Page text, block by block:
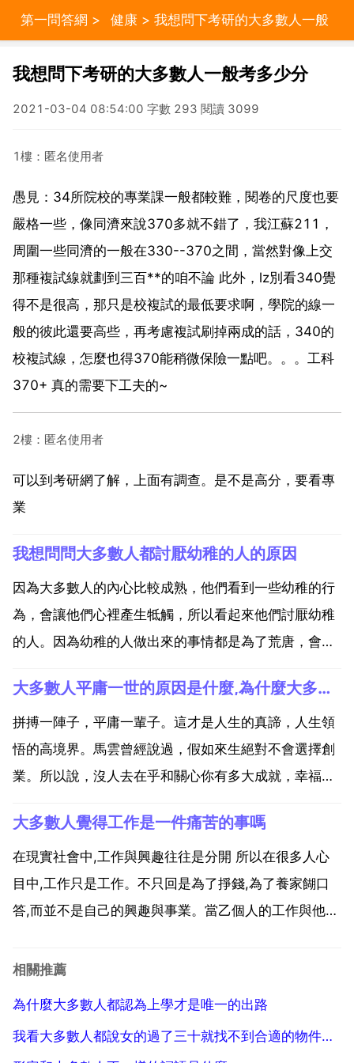
第一問答網 > 健康 > 我想問下考研的大多數人一般
考多少分
我想問下考研的大多數人一般考多少分
2021-03-04 08:54:00 字數 293 閱讀 3099
1樓：匿名使用者
愚見：34所院校的專業課一般都較難，閱卷的尺度也要
嚴格一些，像同濟來說370多就不錯了，我江蘇211，
周圍一些同濟的一般在330--370之間，當然對像上交
那種複試線就劃到三百**的咱不論 此外，lz別看340覺
得不是很高，那只是校複試的最低要求啊，學院的線一
般的彼此還要高些，再考慮複試刷掉兩成的話，340的
校複試線，怎麼也得370能稍微保險一點吧。。。工科
370+ 真的需要下工夫的~
2樓：匿名使用者
可以到考研網了解，上面有調查。是不是高分，要看專
業
我想問問大多數人都討厭幼稚的人的原因
因為大多數人的內心比較成熟，他們看到一些幼稚的行
為，會讓他們心裡產生牴觸，所以看起來他們討厭幼稚
的人。因為幼稚的人做出來的事情都是為了荒唐，會讓
人。因為現在的人都非常的成熟，她們會感覺幼稚的人
是小孩子，所以大多數的人都會非常討厭幼稚的人。因
為幼稚的人，...
大多數人平庸一世的原因是什麼,為什麼大多數人的一生是平凡的？
拼搏一陣子，平庸一輩子。這才是人生的真諦，人生領
悟的高境界。馬雲曾經說過，假如來生絕對不會選擇創
業。所以說，沒人去在乎和關心你有多大成就，幸福快
通最好，因為平庸才是最大的幸福。為什麼大多數人的
一生是平凡的？為什麼大多數bai人的一生du 是平凡
的？答 ...
大多數人覺得工作是一件痛苦的事嗎
在現實社會中,工作與興趣往往是分開 所以在很多人心
目中,工作只是工作。不只回是為了掙錢,為了養家餬口
答,而並不是自己的興趣與事業。當乙個人的工作與他的
情,快感。當乙個人從事的他不願意做的事情時,又被迫
相關推薦
為什麼大多數人都認為上學才是唯一的出路
我看大多數人都說女的過了三十就找不到合適的物件了。那我已經三十多歲了，是不是就直接不用太期待了